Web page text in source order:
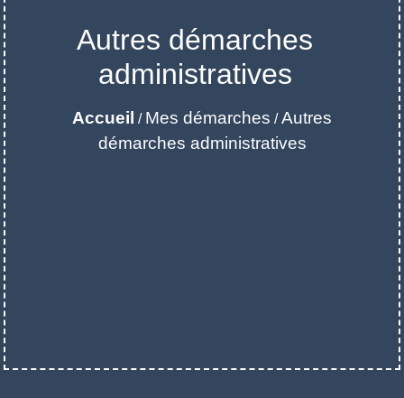
Autres démarches
administratives
Accueil / Mes démarches /Autres
démarches administratives